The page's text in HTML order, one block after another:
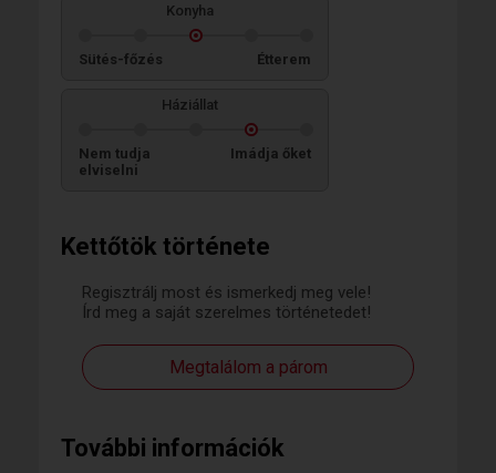
Kettőtök története
Regisztrálj most és ismerkedj meg vele!
Írd meg a saját szerelmes történetedet!
Megtalálom a párom
További információk
Konyha
Sütés-főzés Étterem
Háziállat
Nem tudja
elviselni
Imádja őket